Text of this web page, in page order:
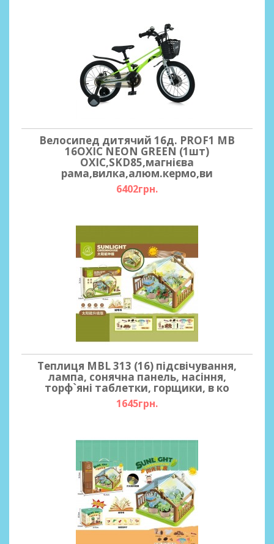
Велосипед дитячий 16д. PROF1 MB
16OXIC NEON GREEN (1шт)
OXIC,SKD85,магнієва
рама,вилка,алюм.кермо,ви
6402грн.
Теплиця MBL 313 (16) підсвічування,
лампа, сонячна панель, насіння,
торф`яні таблетки, горщики, в ко
1645грн.